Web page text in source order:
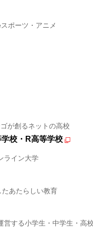
ポーツ・アニメ
が創るネットの高校
校・R高等学校
ライン大学
あたらしい教育
営する小学生・中学生・高